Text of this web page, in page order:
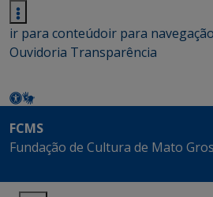
ir para conteúdoir para navegação
Ouvidoria Transparência
FCMS
Fundação de Cultura de Mato